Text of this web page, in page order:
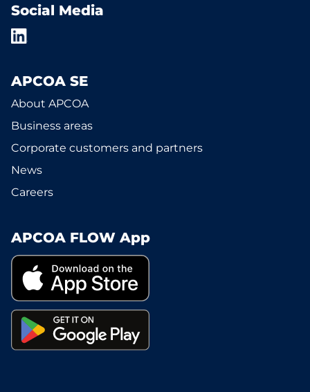
Social Media
APCOA SE
About APCOA
Business areas
Corporate customers and partners
News
Careers
APCOA FLOW App